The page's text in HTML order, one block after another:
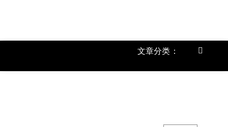
文章分类：
Toggle